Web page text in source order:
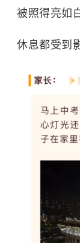
被照得亮如
休息都受到